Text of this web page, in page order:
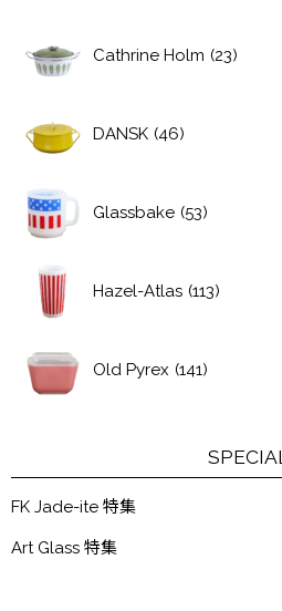
Cathrine Holm (23)
DANSK (46)
Glassbake (53)
Hazel-Atlas (113)
Old Pyrex (141)
SPECIAL
FK Jade-ite 特集
Art Glass 特集